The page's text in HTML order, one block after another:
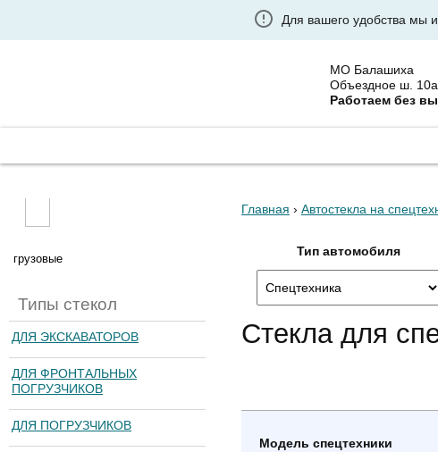
Для вашего удобства мы
МО Балашиха
Объездное ш. 10а
Работаем без
грузовые
Типы стекол
ДЛЯ ЭКСКАВАТОРОВ
ДЛЯ ФРОНТАЛЬНЫХ
ПОГРУЗЧИКОВ
ДЛЯ ПОГРУЗЧИКОВ
Главная › Автостекла на
Тип автомобиля
Стекла для
Модель спецтехники